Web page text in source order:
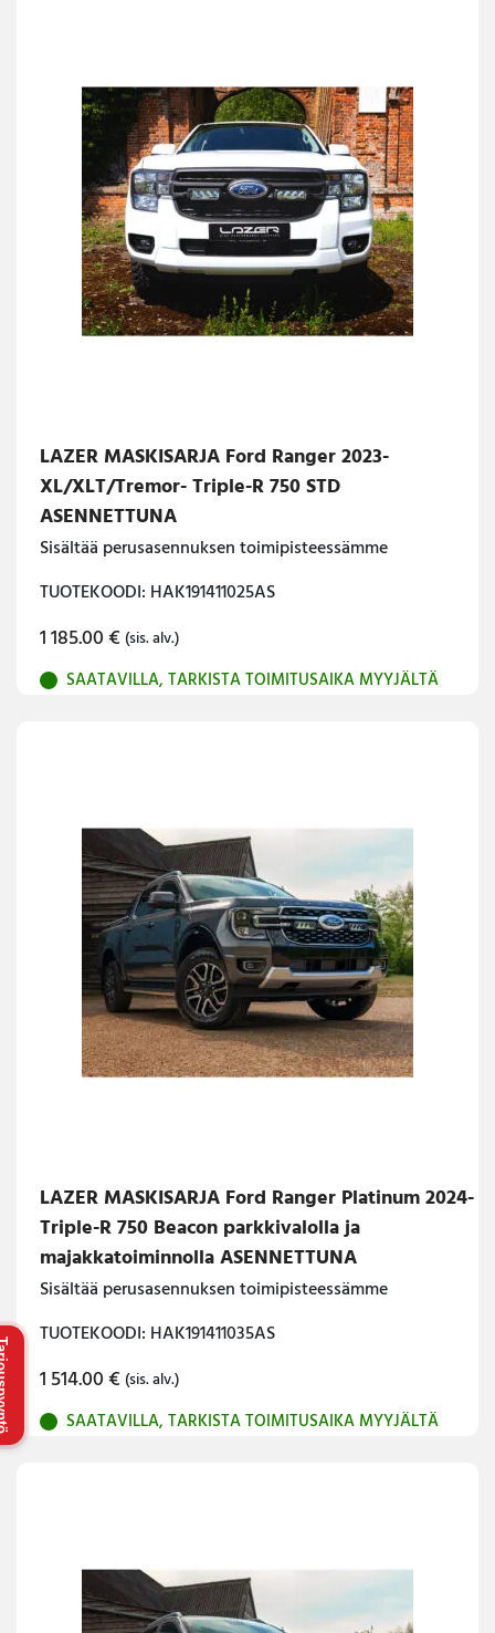
LAZER MASKISARJA Ford Ranger 2023-
XL/XLT/Tremor- Triple-R 750 STD
ASENNETTUNA
Sisältää perusasennuksen toimipisteessämme
TUOTEKOODI: HAK191411025AS
1 185.00€ (sis. alv.)
SAATAVILLA, TARKISTA TOIMITUSAIKA MYYJÄLTÄ
LAZER MASKISARJA Ford Ranger Platinum 2024-
Triple-R 750 Beacon parkkivalolla ja
majakkatoiminnolla ASENNETTUNA
Sisältää perusasennuksen toimipisteessämme
TUOTEKOODI: HAK191411035AS
1 514.00€ (sis. alv.)
SAATAVILLA, TARKISTA TOIMITUSAIKA MYYJÄLTÄ